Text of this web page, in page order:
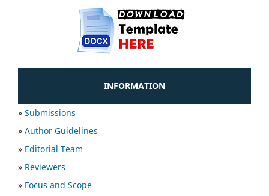
INFORMATION
» Submissions
» Author Guidelines
» Editorial Team
» Reviewers
» Focus and Scope